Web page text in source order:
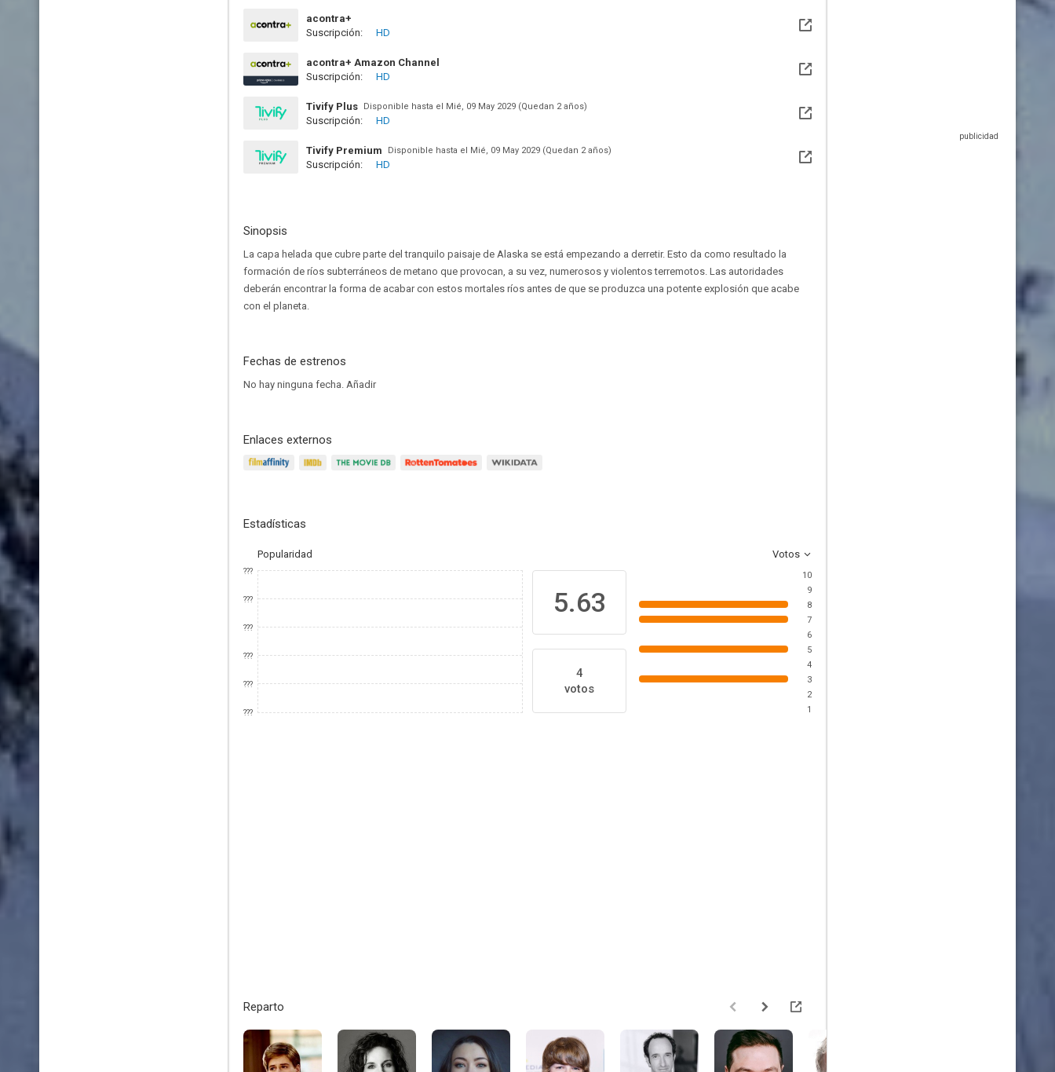
acontra+
Suscripción:
HD
acontra+ Amazon Channel
Suscripción:
HD
Tivify Plus Disponible hasta el Mié, 09 May 2029 (Quedan 2 años)
Suscripción: HD
Tivify Premium Disponible hasta el Mié, 09 May 2029 (Quedan 2 años)
Suscripción: HD
Sinopsis
La capa helada que cubre parte del tranquilo paisaje de Alaska se está empezando a derretir. Esto da como resultado la
formación de ríos subterráneos de metano que provocan, a su vez, numerosos y violentos terremotos. Las autoridades
deberán encontrar la forma de acabar con estos mortales ríos antes de que se produzca una potente explosión que acabe
con el planeta.
Fechas de estrenos
No hay ninguna fecha. Añadir
Enlaces externos
Estadísticas
Popularidad Votos
???
???
???
???
???
???
5.63
4
votos
10
9
8
7
6
5
4
3
2
1
Reparto